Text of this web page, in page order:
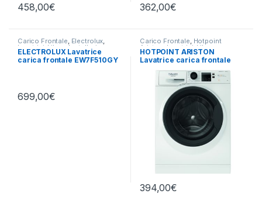
458,00€ 362,00€
Carico Frontale, Electrolux,
Lavatrici,Libera Installazione
ELECTROLUX Lavatrice
carica frontale EW7F510GY
699,00€
Carico Frontale, Hotpoint
Ariston, Lavatrici,Libera
Installazione
HOTPOINT ARISTON
Lavatrice carica frontale
NF86WK IT 8 KG 1400 GIRI
394,00€